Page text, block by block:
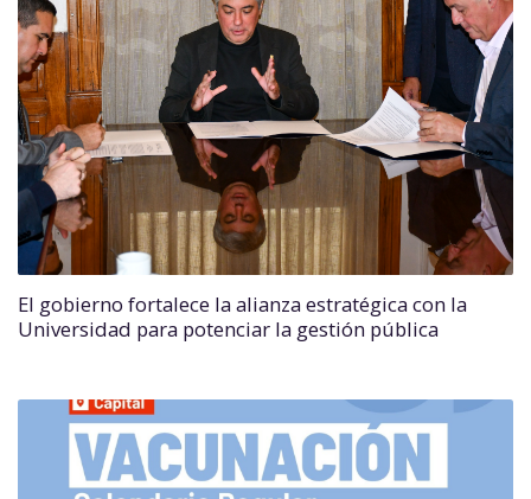
El gobierno fortalece la alianza estratégica con la
Universidad para potenciar la gestión pública